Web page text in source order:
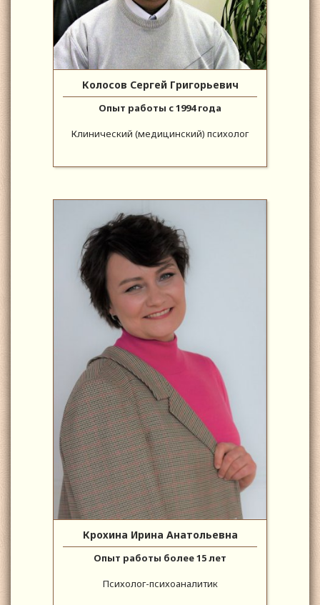
Колосов Сергей Григорьевич
Опыт работы с 1994 года
Клинический (медицинский) психолог
Крохина Ирина Анатольевна
Опыт работы более 15 лет
Психолог-психоаналитик